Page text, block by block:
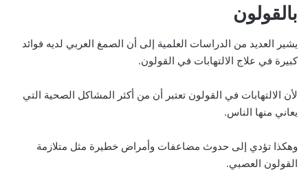
بالقولون
يشير العديد من الدراسات العلمية إلى أن الصمغ العربي لديه فوائد
كبيرة في علاج الالتهابات في القولون.
لأن الالتهابات في القولون تعتبر أن من أكثر المشاكل الصحية التي
يعاني منها الناس.
وهكذا تؤدي إلى حدوث مضاعفات وأمراض خطيرة مثل متلازمة
القولون العصبي.